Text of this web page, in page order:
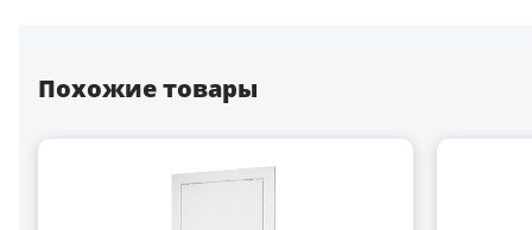
Похожие товары